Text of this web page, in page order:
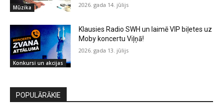
Mūzika 2026. gada 14. jūlijs
Konkursi un akcijas
Klausies Radio SWH un laimē VIP biļetes uz
Moby koncertu Viļņā!
2026. gada 13. jūlijs
POPULĀRĀKIE